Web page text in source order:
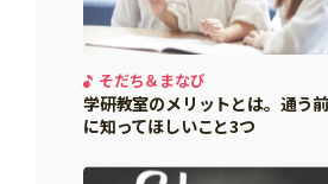
そだち＆まなび
学研教室のメリットとは。通う前
に知ってほしいこと3つ